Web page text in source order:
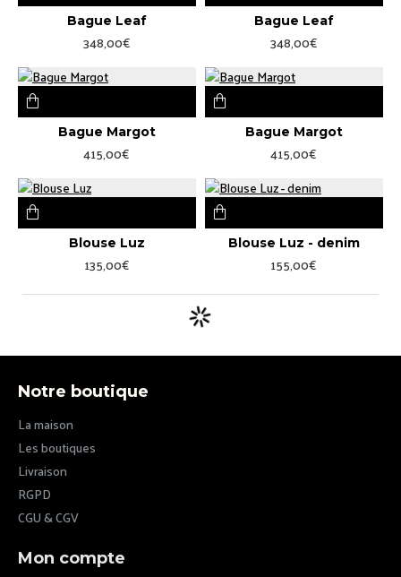
Bague Leaf
348,00€
Bague Leaf
348,00€
Bague Margot
415,00€
Bague Margot
415,00€
Blouse Luz
135,00€
Blouse Luz - denim
155,00€
Notre boutique
La maison
Les boutiques
Livraison
RGPD
CGU & CGV
Mon compte